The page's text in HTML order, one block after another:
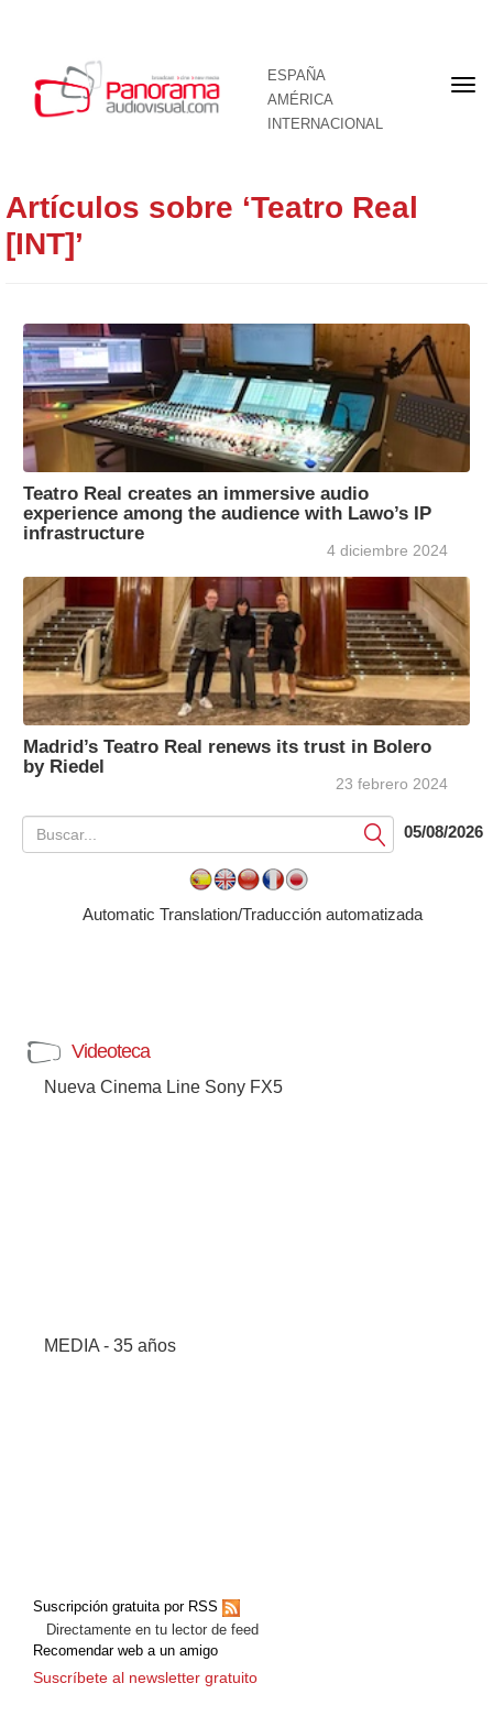
ESPAÑA
AMÉRICA
INTERNACIONAL
Artículos sobre ‘Teatro Real
[INT]’
Teatro Real creates an immersive audio
experience among the audience with Lawo’s IP
infrastructure
4 diciembre 2024
Madrid’s Teatro Real renews its trust in Bolero
by Riedel
23 febrero 2024
Submit05/08/2026
Automatic Translation/Traducción automatizada
Videoteca
Nueva Cinema Line Sony FX5
MEDIA - 35 años
Suscripción gratuita por RSS
Directamente en tu lector de feed
Recomendar web a un amigo
Suscríbete al newsletter gratuito